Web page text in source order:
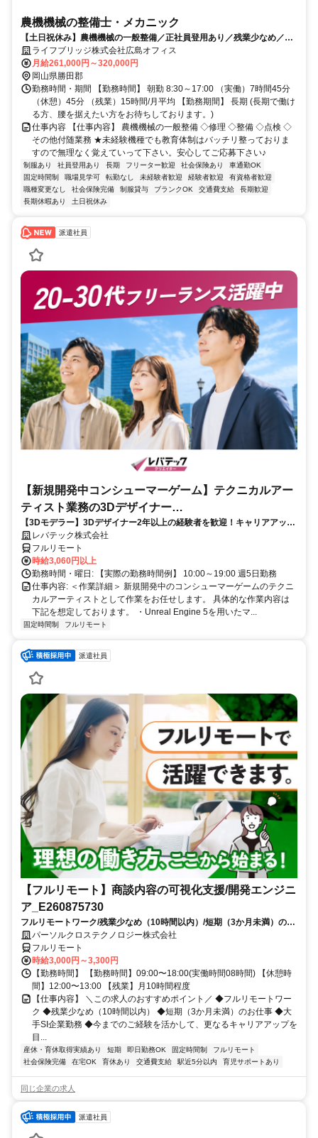
農機機械の整備士・メカニック
【土日祝休み】農機機械の一般整備／正社員登用あり／残業少なめ／未
経験・無資格OK！
ライフブリッジ株式会社広島オフィス
月給261,000円～320,000円
岡山県勝田郡
勤務時間・期間 【勤務時間】 朝勤 8:30～17:00 （実働）7時間45分
（休憩）45分 （残業）15時間/月平均 【勤務期間】 長期 (長期で働け
る方、腰を据えたい方をお待ちしております。)
仕事内容 【仕事内容】 農機機械の一般整備 ◇修理 ◇整備 ◇点検 ◇
その他付随業務 ★未経験機種でも教育体制はバッチリ整っておりま
すので無理なく覚えていって下さい。安心してご応募下さい♪
制服あり 社員登用あり 長期 フリーター歓迎 社会保険あり
車通勤OK
固定時間制
職場見学可 転勤なし 未経験者歓迎 経験者歓迎
有資格者歓迎
職種変更なし
社会保険完備 制服貸与 ブランクOK 交通費支給
長期歓迎
長期休暇あり
土日祝休み
派遣社員
【新規開発中コンシューマーゲーム】テクニカルアー
ティスト業務の3Dデザイナー
_LTCR547867_CP_CRG
【3Dモデラー】3Dデザイナー2年以上の経験者を歓迎！キャリアアップ
を目指したい方も大歓迎♪
レバテック株式会社
フルリモート
時給3,060円以上
勤務時間・曜日: 【実際の勤務時間例】 10:00～19:00 週5日勤務
仕事内容: ＜作業詳細＞ 新規開発中のコンシューマーゲームのテクニ
カルアーティストとして作業をお任せします。 具体的な作業内容は
下記を想定しております。 ・Unreal Engine 5を用いたマ...
固定時間制 フルリモート
派遣社員
【フルリモート】商談内容の可視化支援/開発エンジニ
ア_E260875730
フルリモートワーク/残業少なめ（10時間以内）/短期（3か月未満）のお
仕事/大手SI企業勤務/今までのご経験を活かして、更なるキャリアアップ
を目指せます
パーソルクロステクノロジー株式会社
フルリモート
時給3,000円～3,300円
【勤務時間】 【勤務時間】09:00〜18:00(実働時間08時間) 【休憩時
間】12:00〜13:00 【残業】月10時間程度
【仕事内容】 ＼この求人のおすすめポイント／ ◆フルリモートワー
ク ◆残業少なめ（10時間以内） ◆短期（3か月未満）のお仕事 ◆大
手SI企業勤務 ◆今までのご経験を活かして、更なるキャリアアップを
目...
産休・育休取得実績あり 短期 即日勤務OK 固定時間制
フルリモート
社会保険完備
在宅OK 育休あり 交通費支給 駅近5分以内 育児サポートあり
同じ企業の求人
派遣社員